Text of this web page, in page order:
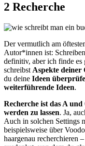
2 Recherche
Der vermutlich am
Autor*innen ist:
definitiv, aber ich finde
schreibst Aspekte deiner
du deine Ideen
weiterführende Ideen.
Recherche ist das A
werden zu lassen. Ja,
Auch in solchen Settings
beispielsweise über
haargenau recherchieren